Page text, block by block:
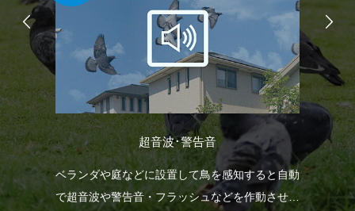
超音波･警告音
ベランダや庭などに設置して鳥を感知すると自動
で超音波や警告音・フラッシュなどを作動させて